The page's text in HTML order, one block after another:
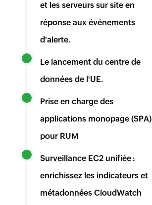
et les serveurs sur site en
réponse aux événements
d'alerte.
Le lancement du centre de
données de l'UE.
Prise en charge des
applications monopage (SPA)
pour RUM
Surveillance EC2 unifiée :
enrichissez les indicateurs et
métadonnées CloudWatch